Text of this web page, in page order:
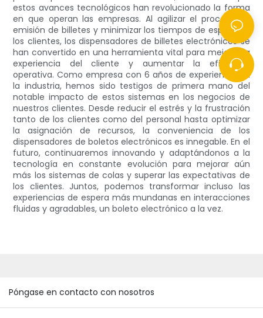
estos avances tecnológicos han revolucionado la forma
en que operan las empresas. Al agilizar el proceso de
emisión de billetes y minimizar los tiempos de espera de
los clientes, los dispensadores de billetes electrónicos se
han convertido en una herramienta vital para mejorar la
experiencia del cliente y aumentar la eficiencia
operativa. Como empresa con 6 años de experiencia en
la industria, hemos sido testigos de primera mano del
notable impacto de estos sistemas en los negocios de
nuestros clientes. Desde reducir el estrés y la frustración
tanto de los clientes como del personal hasta optimizar
la asignación de recursos, la conveniencia de los
dispensadores de boletos electrónicos es innegable. En el
futuro, continuaremos innovando y adaptándonos a la
tecnología en constante evolución para mejorar aún
más los sistemas de colas y superar las expectativas de
los clientes. Juntos, podemos transformar incluso las
experiencias de espera más mundanas en interacciones
fluidas y agradables, un boleto electrónico a la vez.
Póngase en contacto con nosotros